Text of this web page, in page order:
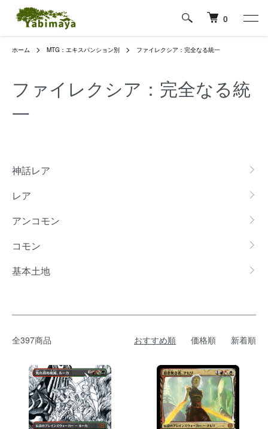
0
ホーム MTG：エキスパンション別 ファイレクシア：完全なる統一
ファイレクシア：完全なる統
一
神話レア
レア
アンコモン
コモン
基本土地
全397商品 おすすめ順 価格順 新着順